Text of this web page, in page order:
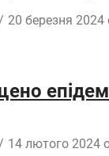
20 березня 2024
14 лютого 2024